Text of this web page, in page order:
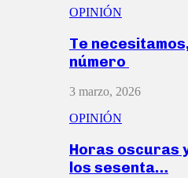
OPINIÓN
Te
número
3 marzo, 2026
OPINIÓN
Horas oscuras
los sesenta…